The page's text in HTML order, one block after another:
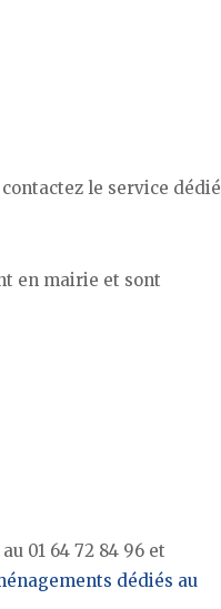
le service dédié
en mairie et sont
01 64 72 84 96 et
dédiés au